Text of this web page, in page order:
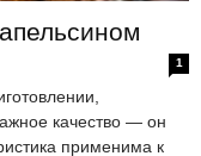
1
качество — он
применима к